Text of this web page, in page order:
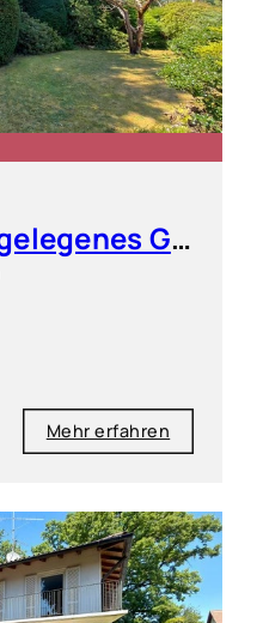
Absolut ruhig gelegenes Grundstück in exklusiver Wohnlage
Mehr erfahren